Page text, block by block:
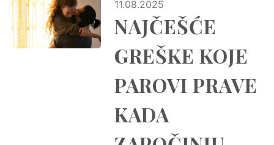
11.08.2025
NAJČEŠĆE
GREŠKE KOJE
PAROVI PRAVE
KADA